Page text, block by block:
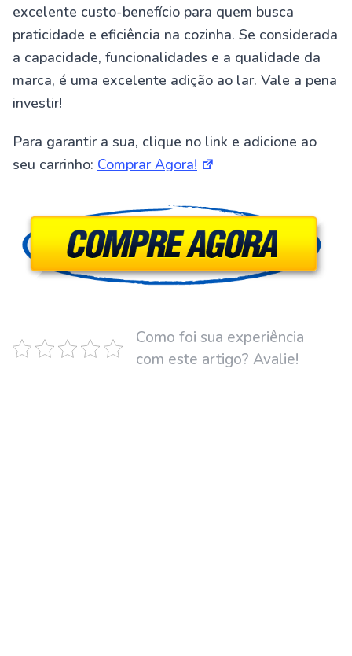
excelente custo-benefício para quem busca
praticidade e eficiência na cozinha. Se considerada
a capacidade, funcionalidades e a qualidade da
marca, é uma excelente adição ao lar. Vale a pena
investir!
Para garantir a sua, clique no link e adicione ao
seu carrinho: Comprar Agora!
Como foi sua experiência
com este artigo? Avalie!